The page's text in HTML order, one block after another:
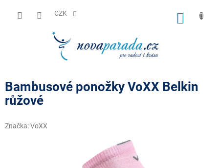
CZK
Bambusové ponožky VoXX Belkin
růžové
Značka:VoXX